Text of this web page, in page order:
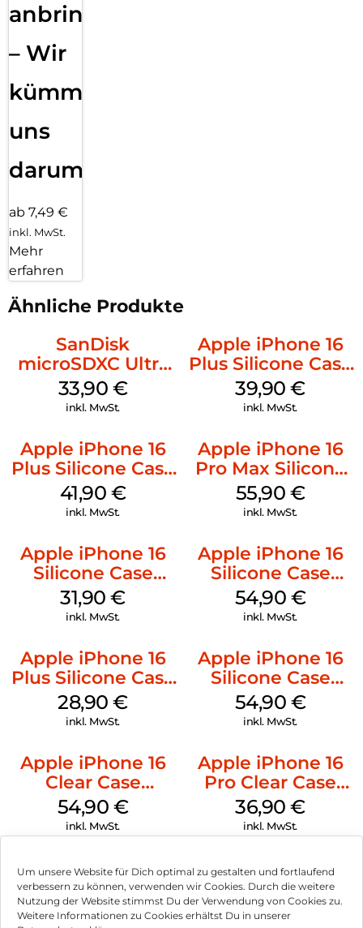
Um unsere Website für Dich optimal zu gestalten und fortlaufend
verbessern zu können, verwenden wir Cookies. Durch die weitere
Nutzung der Website stimmst Du der Verwendung von Cookies zu.
Weitere Informationen zu Cookies erhältst Du in unserer
anbringen
– Wir
kümmern
uns
darum!
ab 7,49 €
inkl. MwSt.
Mehr
erfahren
Ähnliche Produkte
SanDisk
microSDXC Ultra
128 GB + Adapter
Mobile
33,90 €
inkl. MwSt.
Apple iPhone 16
Plus Silicone Case
MagSafe Plum
39,90€
inkl. MwSt.
Apple iPhone 16
Plus Silicone Case
MagSafe Stone
Gray
41,90 €
inkl. MwSt.
Apple iPhone 16
Pro Max Silicone
Case MagSafe
Stone Gray
55,90 €
inkl. MwSt.
Apple iPhone 16
Silicone Case
MagSafe Fuchsia
31,90€
inkl. MwSt.
Apple iPhone 16
Silicone Case
MagSafe Lake
Green
54,90 €
inkl. MwSt.
Apple iPhone 16
Plus Silicone Case
MagSafe Black
28,90€
inkl. MwSt.
Apple iPhone 16
Silicone Case
MagSafe Black
54,90 €
inkl. MwSt.
Apple iPhone 16
Clear Case
MagSafe
Transparent
54,90 €
inkl. MwSt.
Apple iPhone 16
Pro Clear Case
MagSafe
Transparent
36,90€
inkl. MwSt.
Impressum